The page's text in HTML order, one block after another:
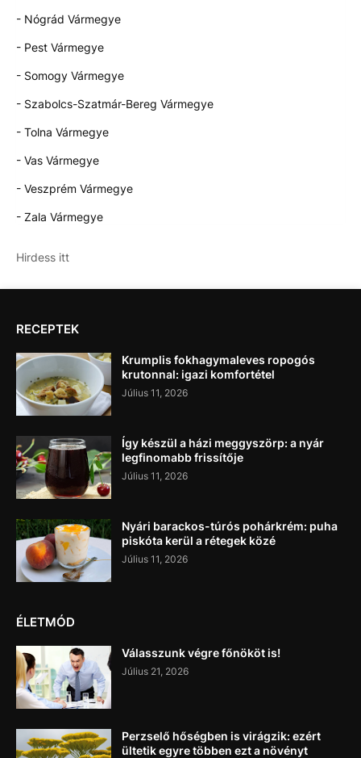
- Nógrád Vármegye
- Pest Vármegye
- Somogy Vármegye
- Szabolcs-Szatmár-Bereg Vármegye
- Tolna Vármegye
- Vas Vármegye
- Veszprém Vármegye
- Zala Vármegye
Hirdess itt
RECEPTEK
Krumplis fokhagymaleves ropogós
krutonnal: igazi komfortétel
Július 11, 2026
Így készül a házi meggyszörp: a nyár
legfinomabb frissítője
Július 11, 2026
Nyári barackos-túrós pohárkrém: puha
piskóta kerül a rétegek közé
Július 11, 2026
ÉLETMÓD
Válasszunk végre főnököt is!
Július 21, 2026
Perzselő hőségben is virágzik: ezért
ültetik egyre többen ezt a növényt